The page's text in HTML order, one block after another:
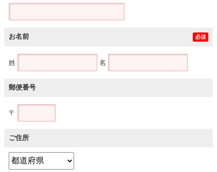
お名前 必須
姓 名
郵便番号
〒
ご住所